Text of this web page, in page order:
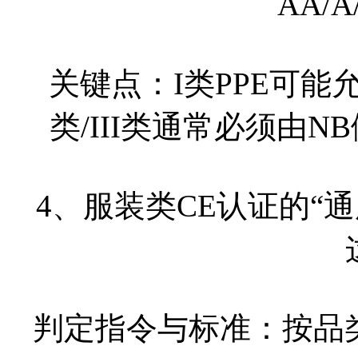
关键点：I类PPE可能
类/III类通常必须由
4、服装类CE认证的“
判定指令与标准：按